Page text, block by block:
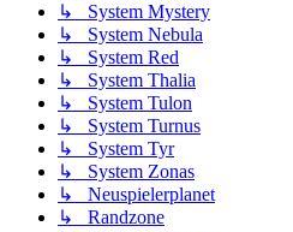
↳ System Mystery
↳ System Nebula
↳ System Red
↳ System Thalia
↳ System Tulon
↳ System Turnus
↳ System Tyr
↳ System Zonas
↳ Neuspielerplanet
↳ Randzone